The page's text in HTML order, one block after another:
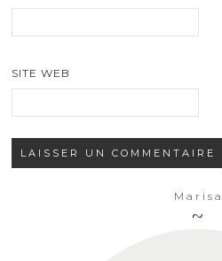
SITE WEB
Marisa